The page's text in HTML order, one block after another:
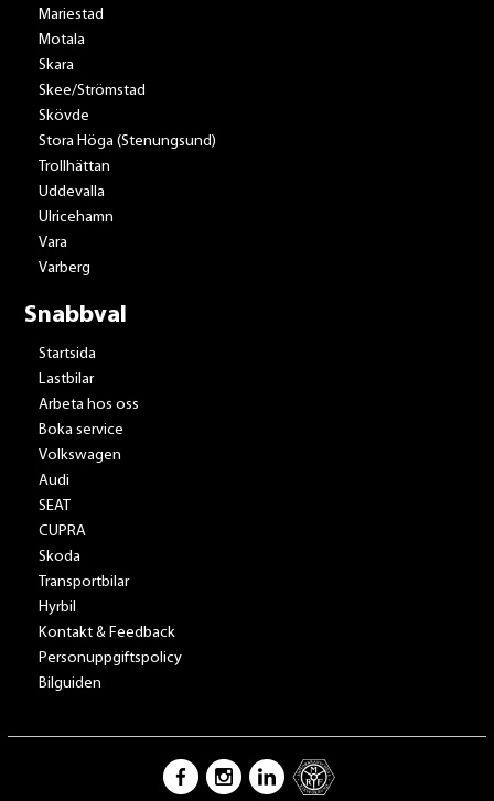
Mariestad
Motala
Skara
Skee/Strömstad
Skövde
Stora Höga (Stenungsund)
Trollhättan
Uddevalla
Ulricehamn
Vara
Varberg
Snabbval
Startsida
Lastbilar
Arbeta hos oss
Boka service
Volkswagen
Audi
SEAT
CUPRA
Skoda
Transportbilar
Hyrbil
Kontakt & Feedback
Personuppgiftspolicy
Bilguiden